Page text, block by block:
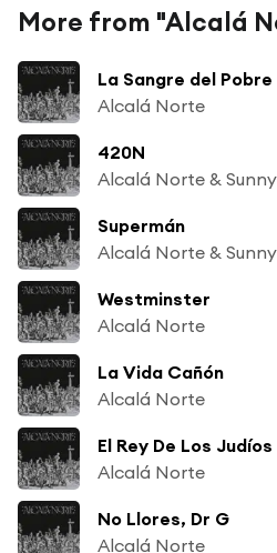
More from "Alcalá
La Sangre del Pobre
Alcalá Norte
420N
Alcalá Norte &
Supermán
Alcalá Norte &
Westminster
Alcalá Norte
La Vida Cañón
Alcalá Norte
El Rey De Los
Alcalá Norte
No Llores, Dr G
Alcalá Norte